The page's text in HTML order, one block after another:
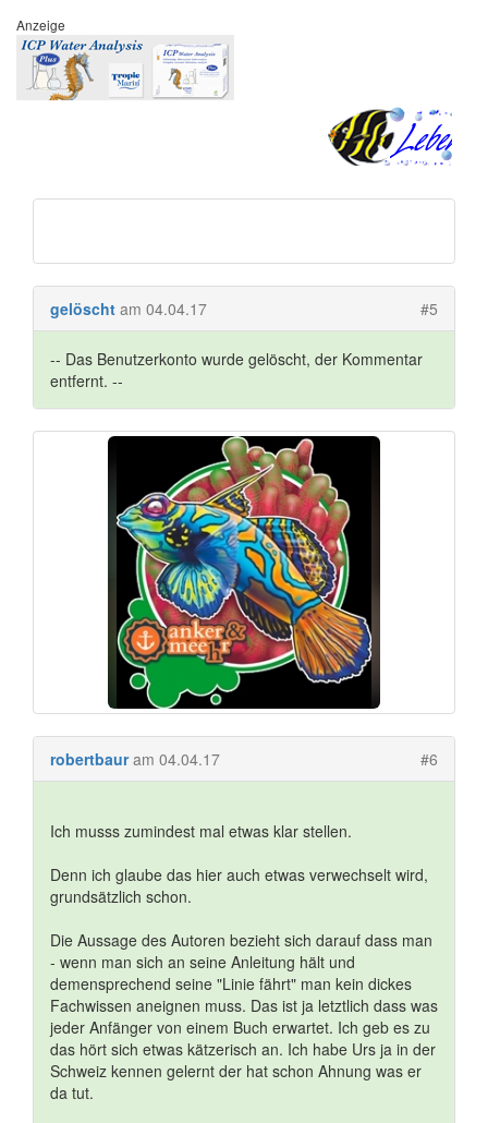
Anzeige
gelöscht am 04.04.17 #5
-- Das Benutzerkonto wurde gelöscht, der Kommentar
entfernt. --
robertbaur am 04.04.17 #6
Ich musss zumindest mal etwas klar stellen.
Denn ich glaube das hier auch etwas verwechselt wird,
grundsätzlich schon.
Die Aussage des Autoren bezieht sich darauf dass man
- wenn man sich an seine Anleitung hält und
demensprechend seine "Linie fährt" man kein dickes
Fachwissen aneignen muss. Das ist ja letztlich dass was
jeder Anfänger von einem Buch erwartet. Ich geb es zu
das hört sich etwas kätzerisch an. Ich habe Urs ja in der
Schweiz kennen gelernt der hat schon Ahnung was er
da tut.